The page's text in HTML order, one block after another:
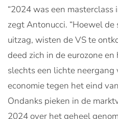
“2024 was een masterclass
zegt Antonucci. “Hoewel
uitzag, wisten de VS te
deed zich in de eurozone
slechts een lichte neergang
economie tegen het eind
Ondanks pieken in de
2024 over het geheel